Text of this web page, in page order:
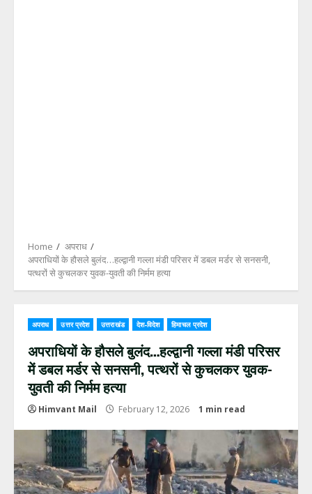
Home
अपराध
अपराधियों के हौसले बुलंद…हल्द्वानी गल्ला मंडी परिसर में डबल मर्डर से सनसनी,
पत्थरों से कुचलकर युवक-युवती की निर्मम हत्या
अपराध उत्तर प्रदेश उत्तराखंड देश-विदेश हिमाचल प्रदेश
अपराधियों के हौसले बुलंद…हल्द्वानी गल्ला मंडी परिसर
में डबल मर्डर से सनसनी, पत्थरों से कुचलकर युवक-
युवती की निर्मम हत्या
Himvant Mail February 12, 2026 1 min read